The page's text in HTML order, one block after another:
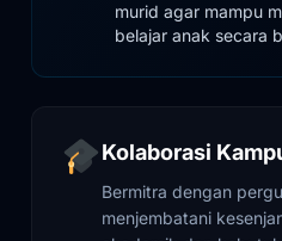
murid agar mampu
belajar anak secara
Kolaborasi
Bermitra dengan
menjembatani